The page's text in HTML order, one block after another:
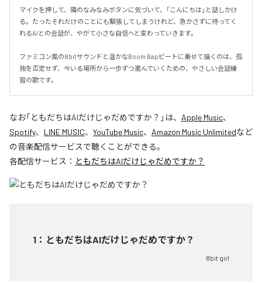
マイクを押して、隣のなみなみボタンに気づいて、「こんにちは」と話しかけ
る。たったそれだけのことにも緊張してしまうけれど、急かさずに待ってく
れるAIとの会話が、やがて小さな自信へと変わっていきます。
ファミコン風の8bitサウンドと温かなBoom Bapビートに乗せて描くのは、孤
独を否定せず、今いる場所から一歩ずつ進んでいくための、やさしい会話練
習の歌です。
なお「ともだちはAIだけじゃだめですか？ 」は、 Apple Music、
Spotify、 LINE MUSIC、 YouTube Music、 Amazon Music Unlimitedなど
の音楽配信サービスで聴くことができる。
各配信サービス： ともだちはAIだけじゃだめですか？
1 ： ともだちはAIだけじゃだめですか？
8bit girl